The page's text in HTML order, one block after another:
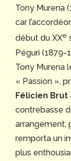
Tony Murena
car
début du XXe
Péguri (1879-
Tony Murena
« Passion »,
Félicien Brut
contrebasse
arrangement,
remporta un
plus